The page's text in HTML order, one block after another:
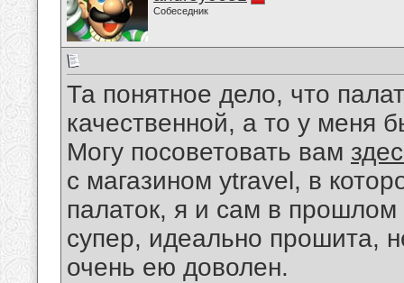
Собеседник
Та понятное дело, что
качественной, а то у меня
Могу посоветовать вам
с магазином ytravel, в
палаток, я и сам в прошлом
супер, идеально прошита,
очень ею доволен.